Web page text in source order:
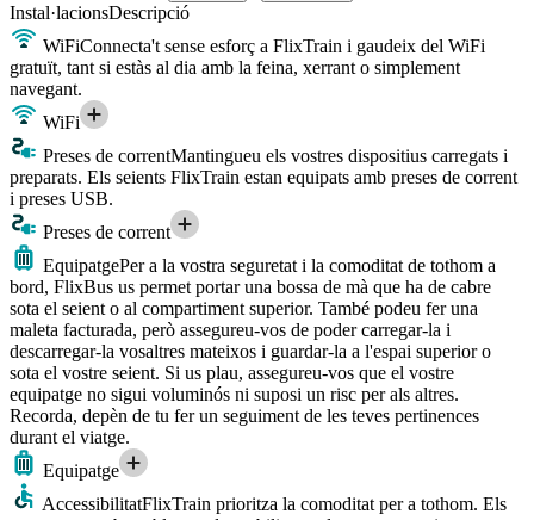
Instal·lacionsDescripció
WiFiConnecta't sense esforç a FlixTrain i gaudeix del WiFi
gratuït, tant si estàs al dia amb la feina, xerrant o simplement
navegant.
WiFi
Preses de correntMantingueu els vostres dispositius carregats i
preparats. Els seients FlixTrain estan equipats amb preses de corrent
i preses USB.
Preses de corrent
EquipatgePer a la vostra seguretat i la comoditat de tothom a
bord, FlixBus us permet portar una bossa de mà que ha de cabre
sota el seient o al compartiment superior. També podeu fer una
maleta facturada, però assegureu-vos de poder carregar-la i
descarregar-la vosaltres mateixos i guardar-la a l'espai superior o
sota el vostre seient. Si us plau, assegureu-vos que el vostre
equipatge no sigui voluminós ni suposi un risc per als altres.
Recorda, depèn de tu fer un seguiment de les teves pertinences
durant el viatge.
Equipatge
AccessibilitatFlixTrain prioritza la comoditat per a tothom. Els